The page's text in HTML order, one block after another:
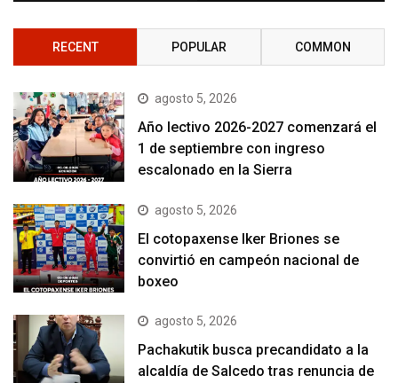
RECENT POPULAR COMMON
agosto 5, 2026
Año lectivo 2026-2027 comenzará el
1 de septiembre con ingreso
escalonado en la Sierra
agosto 5, 2026
El cotopaxense Iker Briones se
convirtió en campeón nacional de
boxeo
agosto 5, 2026
Pachakutik busca precandidato a la
alcaldía de Salcedo tras renuncia de